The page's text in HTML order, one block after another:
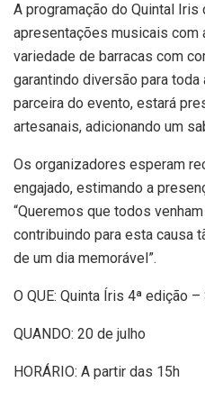
A programação do Quintal Iris
apresentações musicais com
variedade de barracas com
garantindo diversão para toda
parceira do evento, estará
artesanais, adicionando um
Os organizadores esperam
engajado, estimando a
“Queremos que todos
contribuindo para esta causa
de um dia memorável”.
O QUE: Quinta Íris 4ª edição
QUANDO: 20 de julho
HORÁRIO: A partir das 15h